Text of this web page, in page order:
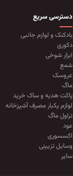
دسترسی سریع
بادکنک و لوازم جانبی
دکوری
ابزار شوخی
شمع
عروسک
ماگ
پاکت هدیه و ساک خرید
لوازم یکبار مصرف آشپزخانه
تراول ماگ
عود
اکسسوری
وسایل تزیینی
سایر